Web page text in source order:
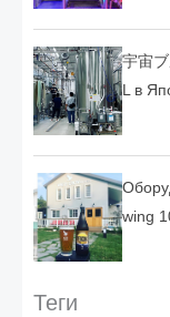
宇宙
L в
wing
Теги